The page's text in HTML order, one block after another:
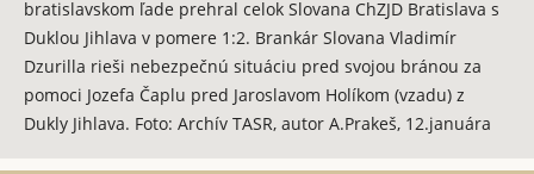
bratislavskom ľade prehral celok Slovana ChZJD Bratislava s
Duklou Jihlava v pomere 1:2. Brankár Slovana Vladimír
Dzurilla rieši nebezpečnú situáciu pred svojou bránou za
pomoci Jozefa Čaplu pred Jaroslavom Holíkom (vzadu) z
Dukly Jihlava. Foto: Archív TASR, autor A.Prakeš, 12.januára